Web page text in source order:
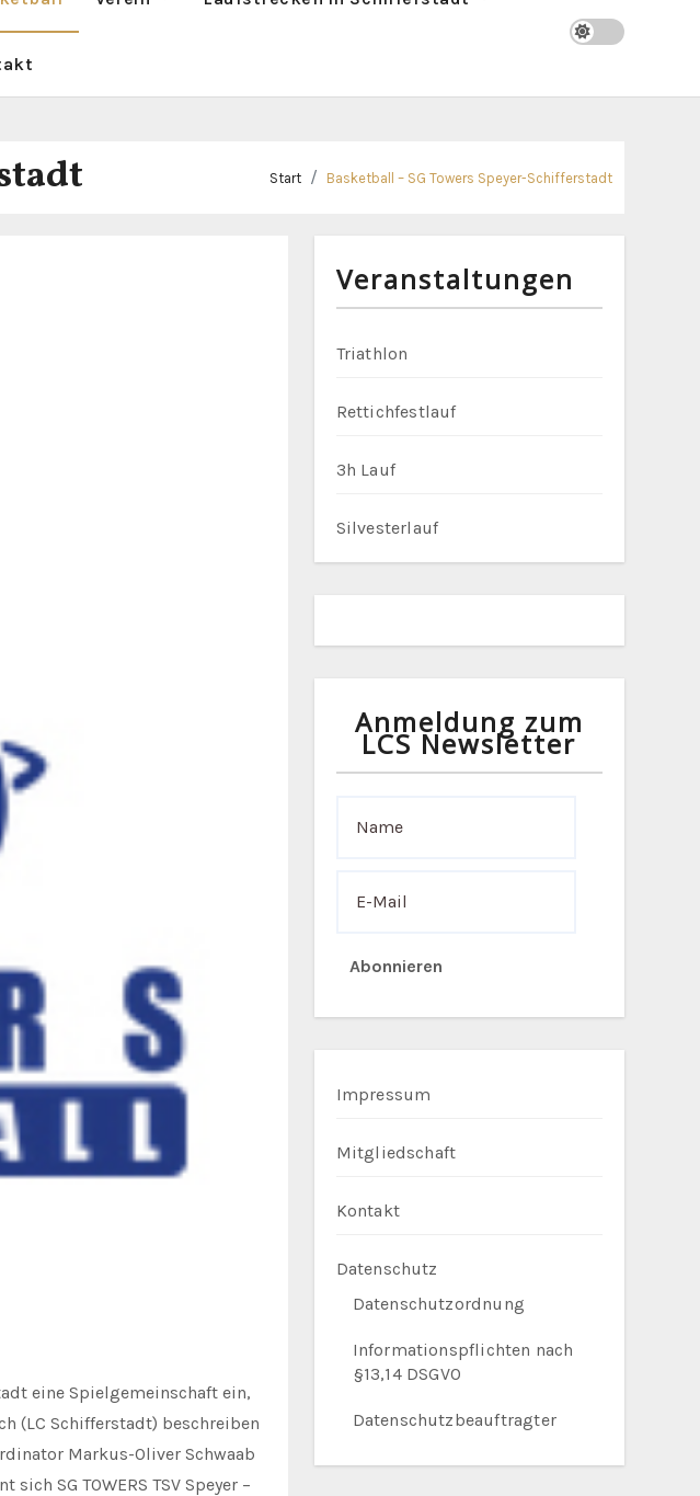
Start Basketball – SG Towers Speyer-Schifferstadt
eine Spielgemeinschaft ein,
(LC Schifferstadt) beschreiben
Markus-Oliver Schwaab
SG TOWERS TSV Speyer –
Veranstaltungen
Triathlon
Rettichfestlauf
3h Lauf
Silvesterlauf
Anmeldung zum
LCS Newsletter
Abonnieren
Impressum
Mitgliedschaft
Kontakt
Datenschutz
Datenschutzordnung
Informationspflichten nach
§13,14 DSGVO
Datenschutzbeauftragter